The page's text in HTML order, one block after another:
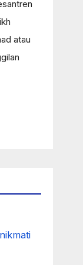
atau